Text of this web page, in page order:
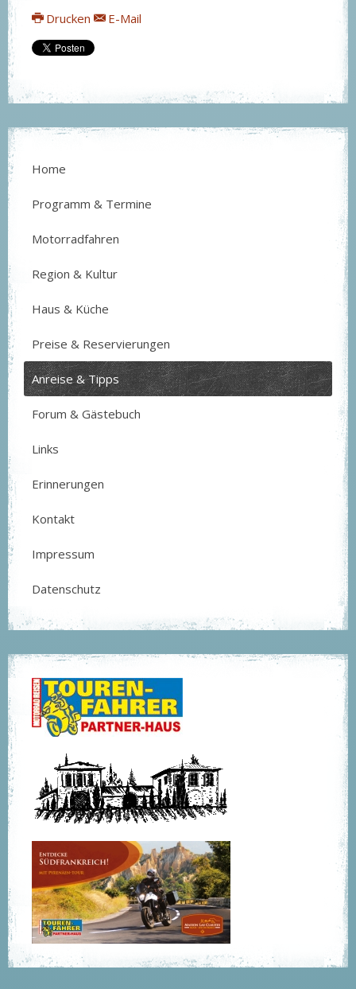
Drucken E-Mail
Home
Programm & Termine
Motorradfahren
Region & Kultur
Haus & Küche
Preise & Reservierungen
Anreise & Tipps
Forum & Gästebuch
Links
Erinnerungen
Kontakt
Impressum
Datenschutz